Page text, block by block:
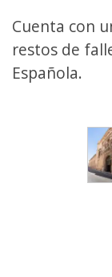
Cuenta con
restos de
Española.